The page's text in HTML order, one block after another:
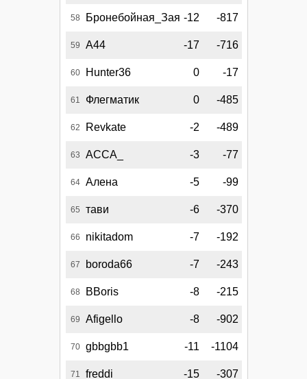
58 Бронебойная_Зая -12 -817
59 A44 -17 -716
60 Hunter36 0 -17
61 Флегматик 0 -485
62 Revkate -2 -489
63 АССА_ -3 -77
64 Алена -5 -99
65 тави -6 -370
66 nikitadom -7 -192
67 boroda66 -7 -243
68 BBoris -8 -215
69 Afigello -8 -902
70 gbbgbb1 -11 -1104
71 freddi -15 -307